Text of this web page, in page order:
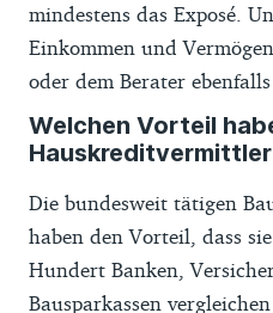
mindestens das Exposé.
Einkommen und
oder dem Berater
Welchen Vorteil
Die bundesweit tätigen
haben den Vorteil, dass
Hundert Banken,
Bausparkassen